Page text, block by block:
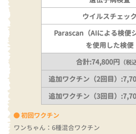
初回ワクチン
ワンちゃん：6種混合ワクチン
ウイルスチェック
Parascan（AIによる検便
を使用した検便
合計:74,800円 （税
追加ワクチン（2回目）
追加ワクチン（3回目）